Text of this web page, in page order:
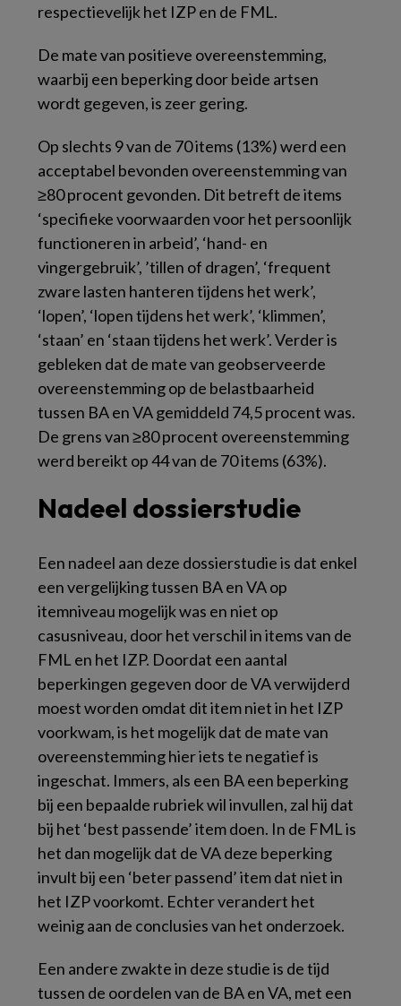
respectievelijk het IZP en de FML.
De mate van positieve overeenstemming,
waarbij een beperking door beide artsen
wordt gegeven, is zeer gering.
Op slechts 9 van de 70 items (13%) werd een
acceptabel bevonden overeenstemming van
≥80 procent gevonden. Dit betreft de items
‘specifieke voorwaarden voor het persoonlijk
functioneren in arbeid’, ‘hand- en
vingergebruik’, ’tillen of dragen’, ‘frequent
zware lasten hanteren tijdens het werk’,
‘lopen’, ‘lopen tijdens het werk’, ‘klimmen’,
‘staan’ en ‘staan tijdens het werk’. Verder is
gebleken dat de mate van geobserveerde
overeenstemming op de belastbaarheid
tussen BA en VA gemiddeld 74,5 procent was.
De grens van ≥80 procent overeenstemming
werd bereikt op 44 van de 70 items (63%).
Nadeel dossierstudie
Een nadeel aan deze dossierstudie is dat enkel
een vergelijking tussen BA en VA op
itemniveau mogelijk was en niet op
casusniveau, door het verschil in items van de
FML en het IZP. Doordat een aantal
beperkingen gegeven door de VA verwijderd
moest worden omdat dit item niet in het IZP
voorkwam, is het mogelijk dat de mate van
overeenstemming hier iets te negatief is
ingeschat. Immers, als een BA een beperking
bij een bepaalde rubriek wil invullen, zal hij dat
bij het ‘best passende’ item doen. In de FML is
het dan mogelijk dat de VA deze beperking
invult bij een ‘beter passend’ item dat niet in
het IZP voorkomt. Echter verandert het
weinig aan de conclusies van het onderzoek.
Een andere zwakte in deze studie is de tijd
tussen de oordelen van de BA en VA, met een